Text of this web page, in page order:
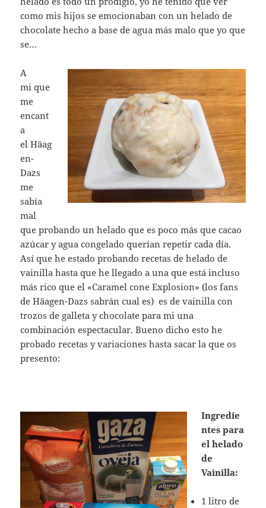
como mis hijos se emocionaban con un helado de
chocolate hecho a base de agua más malo que yo que
se…
A
mi que
me
encant
a
el Häag
en-
Dazs
me
sabía
mal
que probando un helado que es poco más que cacao
azúcar y agua congelado querían repetir cada día.
Así que he estado probando recetas de helado de
vainilla hasta que he llegado a una que está incluso
más rico que el «Caramel cone Explosion» (los fans
de Häagen-Dazs sabrán cual es) es de vainilla con
trozos de galleta y chocolate para mi una
combinación espectacular. Bueno dicho esto he
probado recetas y variaciones hasta sacar la que os
presento:
Ingredie
ntes para
el helado
de
Vainilla:
1 litro de